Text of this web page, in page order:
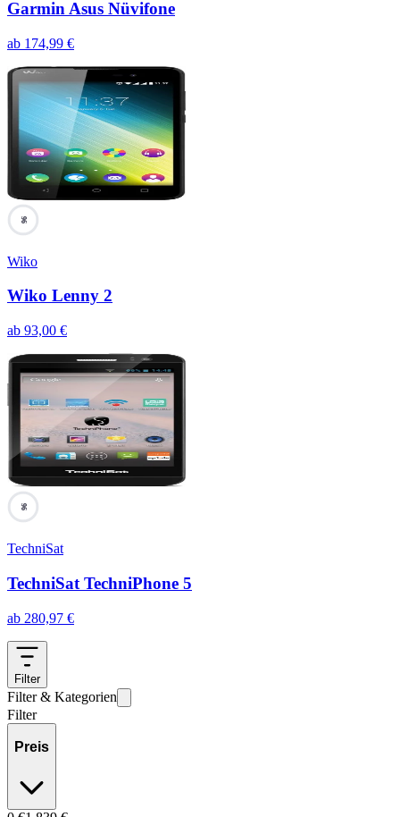
Garmin Asus Nüvifone
ab 174,99 €
96
Wiko
Wiko Lenny 2
ab 93,00 €
96
TechniSat
TechniSat TechniPhone 5
ab 280,97 €
Filter
Filter & Kategorien
Filter
Preis